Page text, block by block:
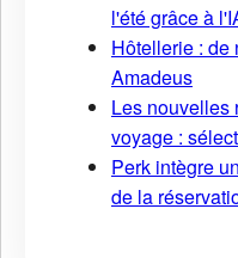
l'été grâce à
Hôtellerie : de
Amadeus
Les nouvelles
voyage :
Perk intègre
de la